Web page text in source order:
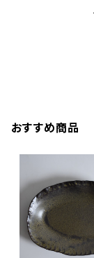
おすすめ商品